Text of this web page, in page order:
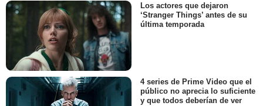
Los actores que dejaron
‘Stranger Things’ antes de su
última temporada
4 series de Prime Video que el
público no aprecia lo suficiente
y que todos deberían de ver